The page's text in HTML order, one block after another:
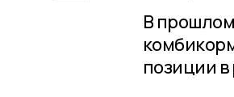
В
позиции